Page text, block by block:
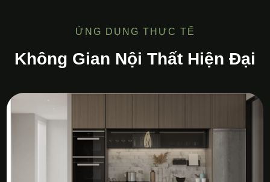
ỨNG DỤNG THỰC TẾ
Không Gian Nội Thất Hiện Đại